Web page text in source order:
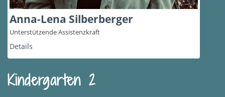
Anna-Lena Silberberger
Unterstützende Assistenzkraft
Details
Kindergarten 2